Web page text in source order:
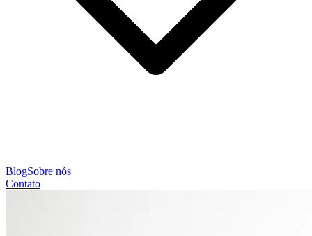
BlogSobre nós
Contato